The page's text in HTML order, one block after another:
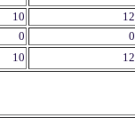
10
12
0 0
10 12